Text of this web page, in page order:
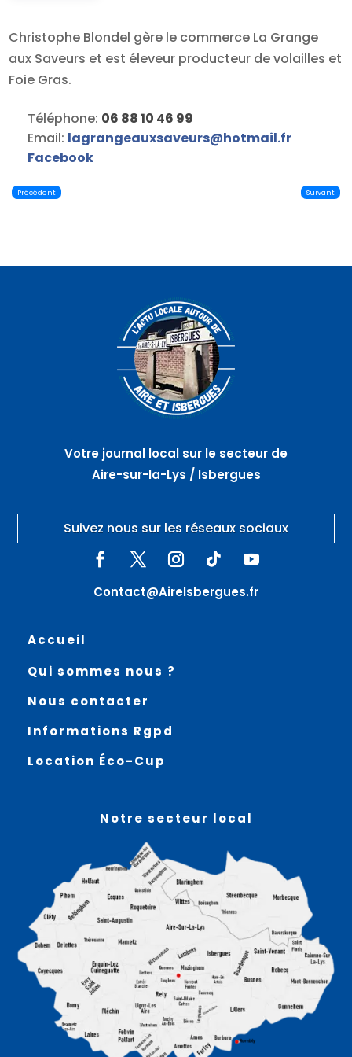
Christophe Blondel gère le commerce La Grange
aux Saveurs et est éleveur producteur de volailles et
Foie Gras.
Téléphone: 06 88 10 46 99
Email: lagrangeauxsaveurs@hotmail.fr
Facebook
Précédent Suivant
Votre journal local sur le secteur de
Aire-sur-la-Lys / Isbergues
Suivez nous sur les réseaux sociaux
Contact@AireIsbergues.fr
Accueil
Qui sommes nous ?
Nous contacter
Informations Rgpd
Location Éco-Cup
Notre secteur local